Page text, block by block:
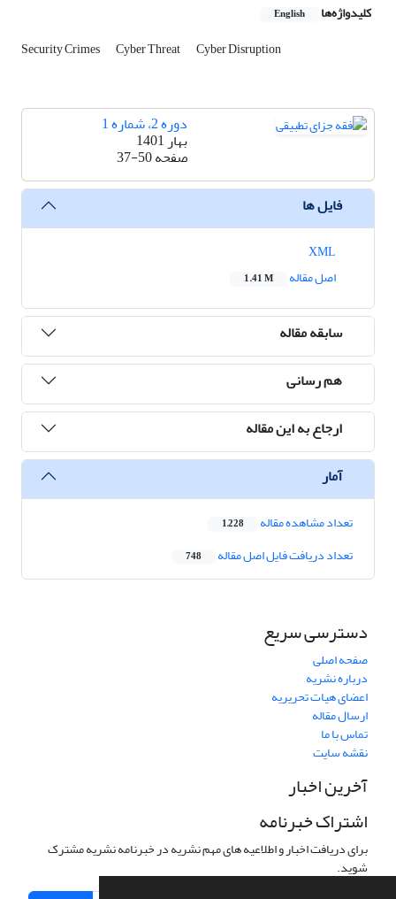
کلیدواژه‌ها English
Security Crimes Cyber Threat Cyber Disruption
دوره 2، شماره 1
بهار 1401
صفحه37-50
فایل ها
اصل مقاله
1.41 M
سابقه مقاله
هم رسانی
ارجاع به این مقاله
آمار
تعداد مشاهده مقاله 1,228
تعداد دریافت فایل اصل مقاله 748
دسترسی سریع
صفحه اصلی
درباره نشریه
اعضای هیات تحریریه
ارسال مقاله
تماس با ما
نقشه سایت
آخرین اخبار
اشتراک خبرنامه
برای دریافت اخبار و اطلاعیه های مهم نشریه در خبرنامه نشریه مشترک
شوید.